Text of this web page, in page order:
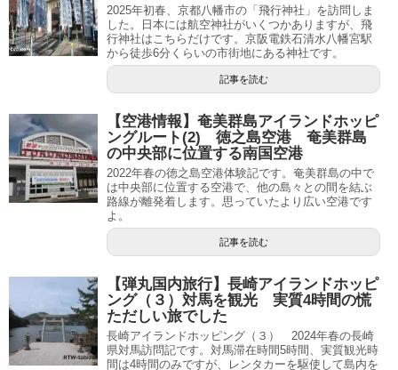
2025年初春、京都八幡市の「飛行神社」を訪問しま
した。日本には航空神社がいくつかありますが、飛
行神社はこちらだけです。京阪電鉄石清水八幡宮駅
から徒歩6分くらいの市街地にある神社です。
記事を読む
【空港情報】奄美群島アイランドホッピ
ングルート(2) 徳之島空港 奄美群島
の中央部に位置する南国空港
2022年春の徳之島空港体験記です。奄美群島の中で
は中央部に位置する空港で、他の島々との間を結ぶ
路線が離発着します。思っていたより広い空港です
よ。
記事を読む
【弾丸国内旅行】長崎アイランドホッピ
ング（３）対馬を観光 実質4時間の慌
ただしい旅でした
長崎アイランドホッピング（３） 2024年春の長崎
県対馬訪問記です。対馬滞在時間5時間、実質観光時
間は4時間のみですが、レンタカーを駆使して島内を